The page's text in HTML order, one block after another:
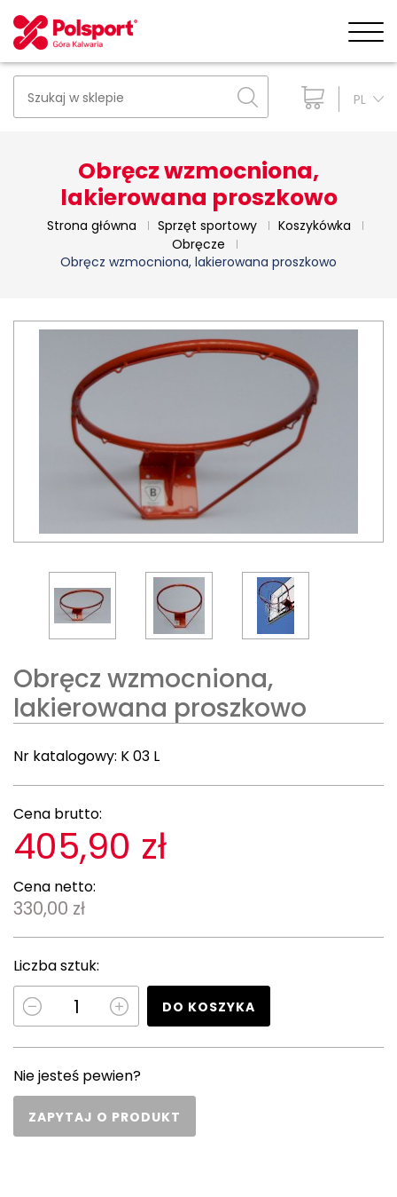
PL
Obręcz wzmocniona,
lakierowana proszkowo
Strona główna Sprzęt sportowy
Koszykówka
Obręcze
Obręcz wzmocniona, lakierowana proszkowo
Obręcz wzmocniona,
lakierowana proszkowo
Nr katalogowy: K 03 L
Cena brutto:
405,90 zł
Cena netto:
330,00 zł
Liczba sztuk:
DO KOSZYKA
Nie jesteś pewien?
ZAPYTAJ O PRODUKT